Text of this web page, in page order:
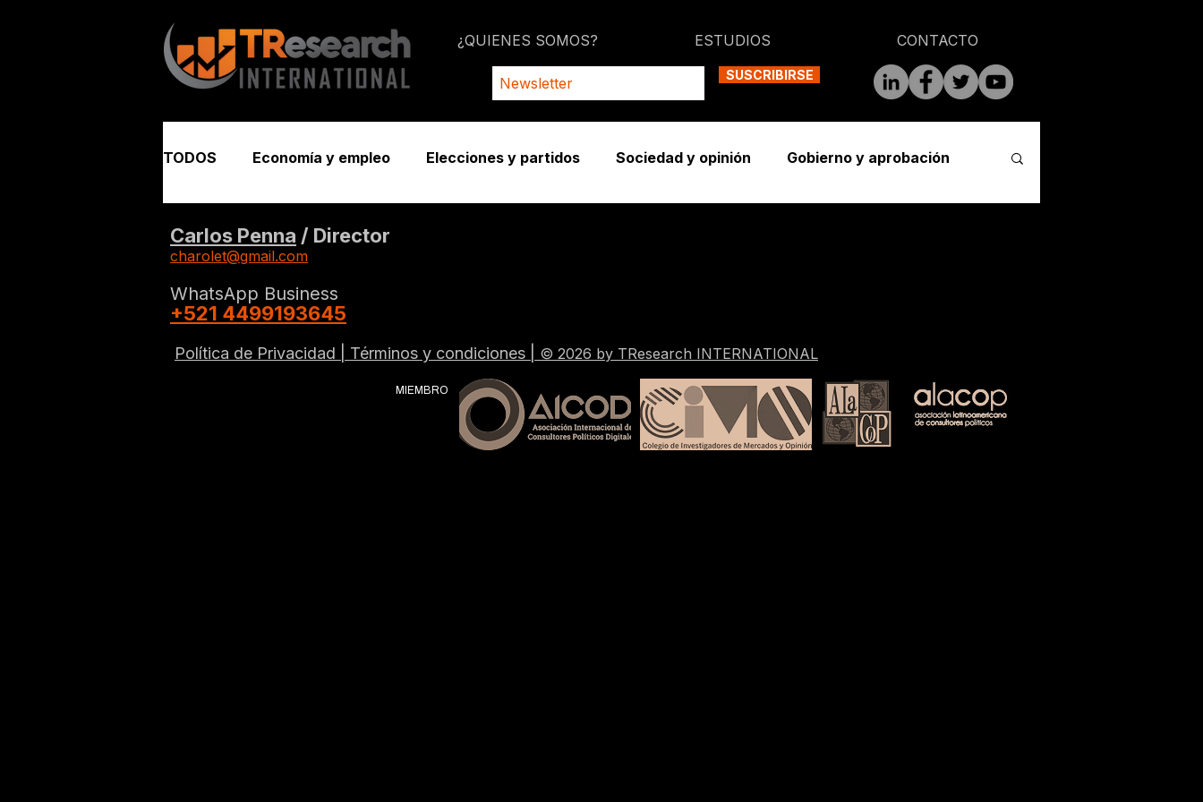
¿QUIENES SOMOS? ESTUDIOS CONTACTO
SUSCRIBIRSE
TODOS Economía y empleo Elecciones y partidos Sociedad y opinión Gobierno y aprobación
Seguridad y justicia
Carlos Penna / Director
charolet@gmail.com
WhatsApp Business
+521 4499193645
Política de Privacidad | Términos y condiciones © 2026 by TResearch INTERNATIONAL
MIEMBRO